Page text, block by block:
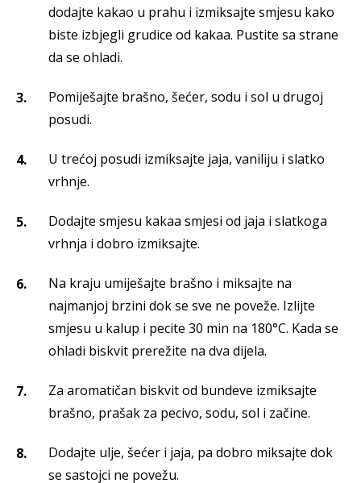
dodajte kakao u prahu i izmiksajte smjesu kako
biste izbjegli grudice od kakaa. Pustite sa strane
da se ohladi.
Pomiješajte brašno, šećer, sodu i sol u drugoj
posudi.
U trećoj posudi izmiksajte jaja, vaniliju i slatko
vrhnje.
Dodajte smjesu kakaa smjesi od jaja i slatkoga
vrhnja i dobro izmiksajte.
Na kraju umiješajte brašno i miksajte na
najmanjoj brzini dok se sve ne poveže. Izlijte
smjesu u kalup i pecite 30 min na 180°C. Kada se
ohladi biskvit prerežite na dva dijela.
Za aromatičan biskvit od bundeve izmiksajte
brašno, prašak za pecivo, sodu, sol i začine.
Dodajte ulje, šećer i jaja, pa dobro miksajte dok
se sastojci ne povežu.